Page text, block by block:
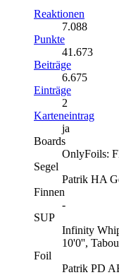
Reaktionen
7.088
Punkte
41.673
Beiträge
6.675
Einträge
2
Karteneintrag
ja
Boards
OnlyFoils:
Segel
Patrik HA
Finnen
-
SUP
Infinity
10'0'',
Foil
Patrik PD